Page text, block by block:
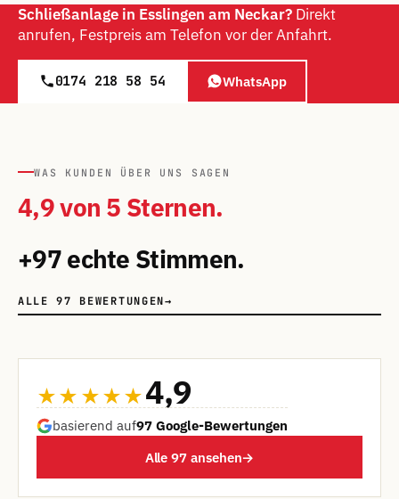
Schließanlage in Esslingen am Neckar? Direkt
anrufen, Festpreis am Telefon vor der Anfahrt.
0174 218 58 54 WhatsApp
WAS KUNDEN ÜBER UNS SAGEN
4,9 von 5 Sternen.
+97 echte Stimmen.
ALLE 97 BEWERTUNGEN→
★★★★★4,9
basierend auf97 Google-Bewertungen
Alle 97 ansehen→